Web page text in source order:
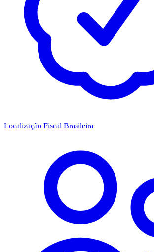
Localização Fiscal Brasileira